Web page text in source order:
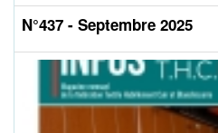
N°437 - Septembre 2025